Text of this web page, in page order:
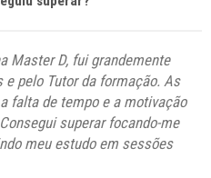
Master D, fui grandemente
e pelo Tutor da formação. As
falta de tempo e a motivação
superar focando-me
meu estudo em sessões